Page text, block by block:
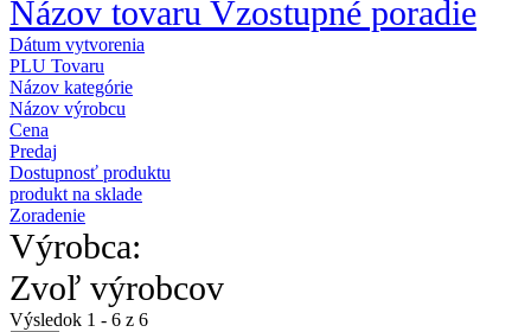
Názov tovaru Vzostupné poradie
Dátum vytvorenia
PLU Tovaru
Názov kategórie
Názov výrobcu
Cena
Predaj
Dostupnosť produktu
produkt na sklade
Zoradenie
Výrobca:
Zvoľ výrobcov
Výsledok 1 - 6 z 6